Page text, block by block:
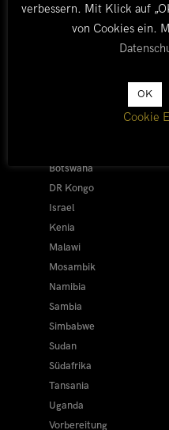
Botswana
DR Kongo
Israel
Kenia
Malawi
Mosambik
Namibia
Sambia
Simbabwe
Sudan
Südafrika
Tansania
Uganda
Vorbereitung
verbessern. Mit Klick auf
von Cookies ein.
OK
Cookie